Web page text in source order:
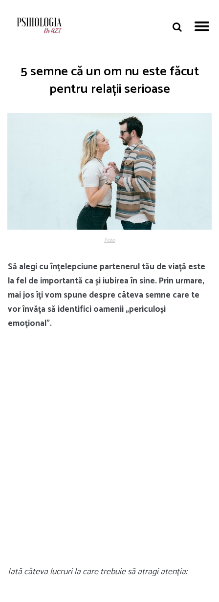
5 semne că un om nu este făcut
pentru relații serioase
Foto
Să alegi cu înțelepciune partenerul tău de viață este
la fel de importantă ca și iubirea în sine. Prin urmare,
mai jos îți vom spune despre câteva semne care te
vor învăța să identifici oamenii „periculoși
emoțional”.
Iată câteva lucruri la care trebuie să atragi atenția: